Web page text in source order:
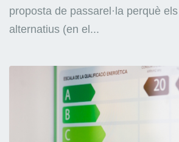
proposta de passarel·la perquè
alternatius (en el...